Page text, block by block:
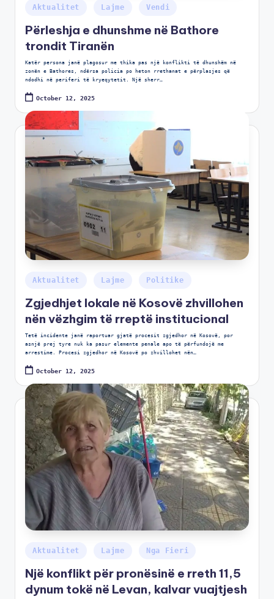
Aktualitet Lajme Vendi
Përleshja e dhunshme në Bathore
trondit Tiranën
Katër persona janë plagosur me thika pas një konflikti të dhunshëm në
zonën e Bathores, ndërsa policia po heton rrethanat e përplasjes që
ndodhi në periferi të kryeqytetit. Një sherr…
October 12, 2025
Aktualitet Lajme Politike
Zgjedhjet lokale në Kosovë zhvillohen
nën vëzhgim të rreptë institucional
Tetë incidente janë raportuar gjatë procesit zgjedhor në Kosovë, por
asnjë prej tyre nuk ka pasur elemente penale apo të përfundojë me
arrestime. Procesi zgjedhor në Kosovë po zhvillohet nën…
October 12, 2025
Aktualitet Lajme Nga Fieri
Një konflikt për pronësinë e rreth 11,5
dynum tokë në Levan, kalvar vuajtjesh